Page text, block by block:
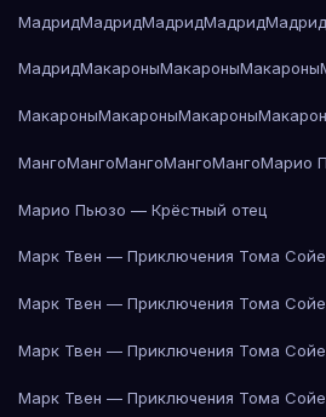
МадридМадридМадридМадридМадрид
МадридМакароныМакароныМакароны
МакароныМакароныМакароны
МангоМангоМангоМангоМангоМарио
Марио Пьюзо — Крёстный отец
Марк Твен — Приключения Тома
Марк Твен — Приключения Тома
Марк Твен — Приключения Тома
Марк Твен — Приключения Тома